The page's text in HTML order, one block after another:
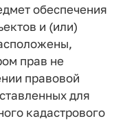
обеспечения
и (или)
прав не
правовой
для
кадастрового